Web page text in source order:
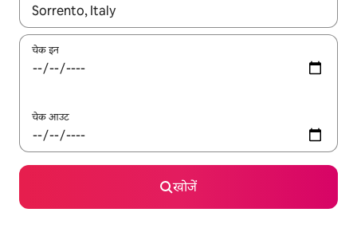
नतीजों के उपलब्ध होने पर, अप और डाउन 'ऐरो की' का इस्तेमाल करके नेविगेट
चेक इन
चेक आउट
खोजें